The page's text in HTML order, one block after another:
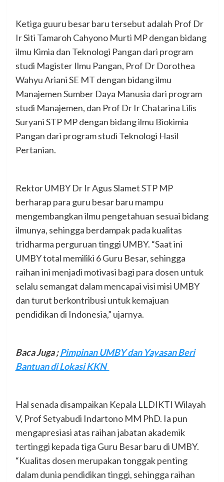
Ketiga guuru besar baru tersebut adalah Prof Dr
Ir Siti Tamaroh Cahyono Murti MP dengan bidang
ilmu Kimia dan Teknologi Pangan dari program
studi Magister Ilmu Pangan, Prof Dr Dorothea
Wahyu Ariani SE MT dengan bidang ilmu
Manajemen Sumber Daya Manusia dari program
studi Manajemen, dan Prof Dr Ir Chatarina Lilis
Suryani STP MP dengan bidang ilmu Biokimia
Pangan dari program studi Teknologi Hasil
Pertanian.
Rektor UMBY Dr Ir Agus Slamet STP MP
berharap para guru besar baru mampu
mengembangkan ilmu pengetahuan sesuai bidang
ilmunya, sehingga berdampak pada kualitas
tridharma perguruan tinggi UMBY. “Saat ini
UMBY total memiliki 6 Guru Besar, sehingga
raihan ini menjadi motivasi bagi para dosen untuk
selalu semangat dalam mencapai visi misi UMBY
dan turut berkontribusi untuk kemajuan
pendidikan di Indonesia,” ujarnya.
Baca Juga ;Pimpinan UMBY dan Yayasan Beri
Bantuan di Lokasi KKN
Hal senada disampaikan Kepala LLDIKTI Wilayah
V, Prof Setyabudi Indartono MM PhD. Ia pun
mengapresiasi atas raihan jabatan akademik
tertinggi kepada tiga Guru Besar baru di UMBY.
“Kualitas dosen merupakan tonggak penting
dalam dunia pendidikan tinggi, sehingga raihan